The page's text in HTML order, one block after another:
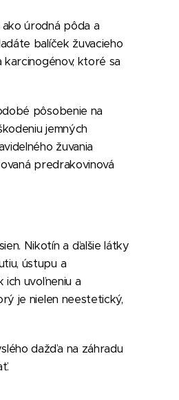
úrodná pôda a
balíček žuvacieho
ktoré sa
pôsobenie na
jemných
žuvania
predrakovinová
Nikotín a ďalšie látky
ústupu a
ich uvoľneniu a
je nielen neestetický,
dažďa na záhradu